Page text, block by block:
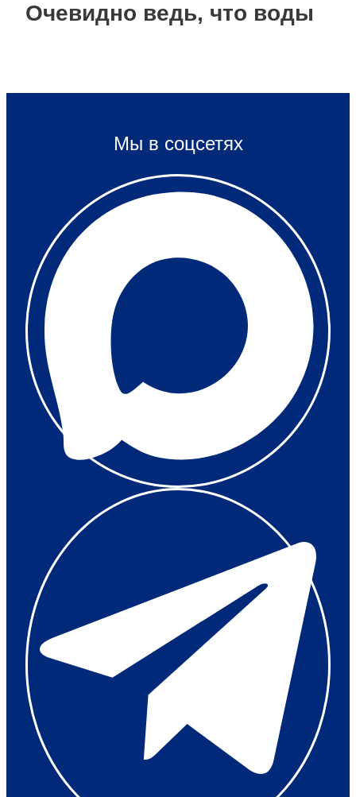
Очевидно ведь, что воды
Мы в соцсетях